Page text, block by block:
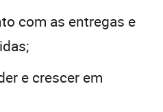
com as entregas e
e crescer em